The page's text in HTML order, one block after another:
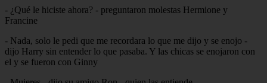
- ¿Qué le hiciste ahora? - preguntaron molestas Hermione y
Francine
- Nada, solo le pedi que me recordara lo que me dijo y se enojo -
dijo Harry sin entender lo que pasaba. Y las chicas se enojaron con
el y se fueron con Ginny